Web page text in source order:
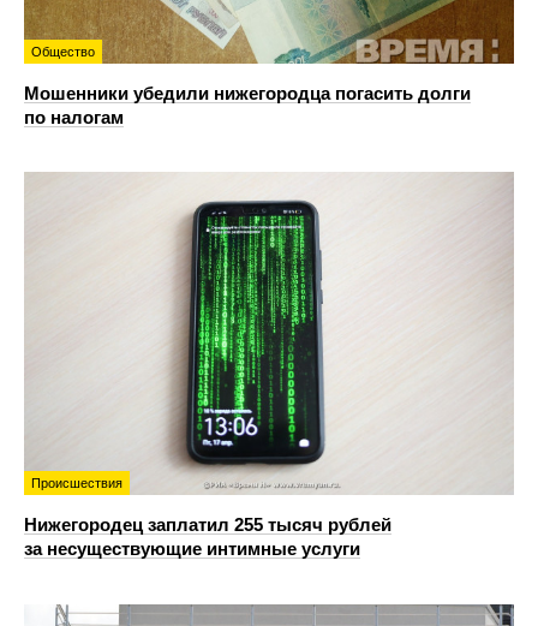
Общество
Мошенники убедили нижегородца погасить долги
по налогам
Происшествия
Нижегородец заплатил 255 тысяч рублей
за несуществующие интимные услуги